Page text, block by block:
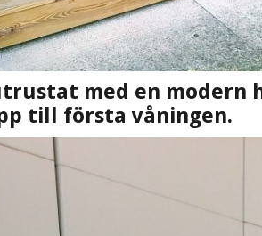
med en modern
till första våningen.